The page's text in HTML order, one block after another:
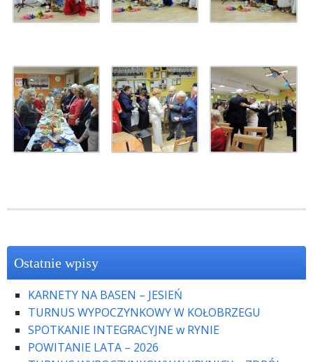
Ostatnie wpisy
KARNETY NA BASEN – JESIEŃ
TURNUS WYPOCZYNKOWY W KOŁOBRZEGU
SPOTKANIE INTEGRACYJNE w RYNIE
POWITANIE LATA – 2026